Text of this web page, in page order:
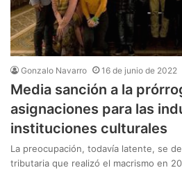
Gonzalo Navarro 16 de junio de 2022
Media sanción a la
asignaciones para las
instituciones culturales
La preocupación, todavía latente, se
tributaria que realizó el macrismo en